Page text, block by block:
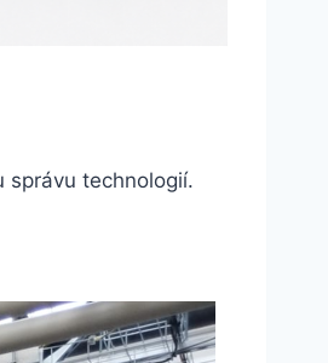
správu technologií.